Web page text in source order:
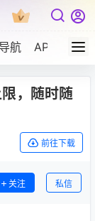
导航 APP下载
，随时随
前往下载
关注 私信